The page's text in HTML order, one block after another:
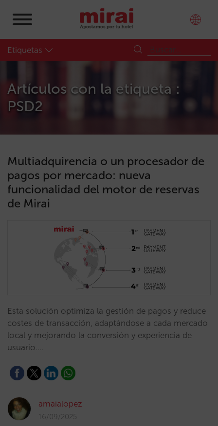
Etiquetas
Artículos con la etiqueta :
PSD2
Multiadquirencia o un procesador de
pagos por mercado: nueva
funcionalidad del motor de reservas
de Mirai
Esta solución optimiza la gestión de pagos y reduce
costes de transacción, adaptándose a cada mercado
local y mejorando la conversión y experiencia de
usuario.…
amaialopez
16/09/2025